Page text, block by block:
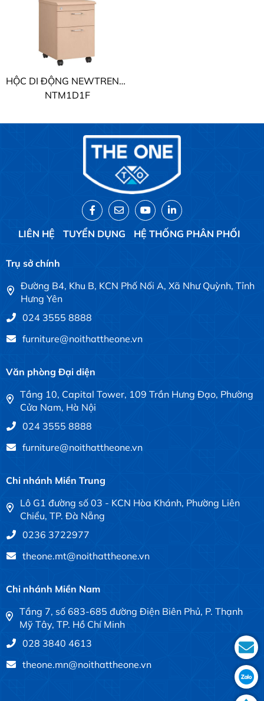
HỘC DI ĐỘNG NEWTREND THE ONE
NTM1D1F
LIÊN HỆ TUYỂN DỤNG HỆ THỐNG PHÂN PHỐI
Trụ sở chính
Đường B4, Khu B, KCN Phố Nối A, Xã Như Quỳnh, Tỉnh
Hưng Yên
024 3555 8888
furniture@noithattheone.vn
Văn phòng Đại diện
Tầng 10, Capital Tower, 109 Trần Hưng Đạo, Phường
Cửa Nam, Hà Nội
024 3555 8888
furniture@noithattheone.vn
Chi nhánh Miền Trung
Lô G1 đường số 03 - KCN Hòa Khánh, Phường Liên
Chiểu, TP. Đà Nẵng
0236 3722977
theone.mt@noithattheone.vn
Chi nhánh Miền Nam
Tầng 7, số 683-685 đường Điện Biên Phủ, P. Thạnh
Mỹ Tây, TP. Hồ Chí Minh
028 3840 4613
theone.mn@noithattheone.vn